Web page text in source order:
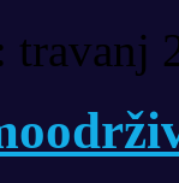
travanj